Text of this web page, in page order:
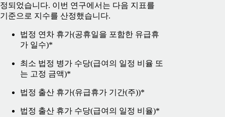
정되었습니다. 이번 연구에서는 다음 지표를
기준으로 지수를 산정했습니다.
법정 연차 휴가(공휴일을 포함한 유급휴
가 일수)*
최소 법정 병가 수당(급여의 일정 비율 또
는 고정 금액)*
법정 출산 휴가(유급휴가 기간(주))*
법정 출산 휴가 수당(급여의 일정 비율)*